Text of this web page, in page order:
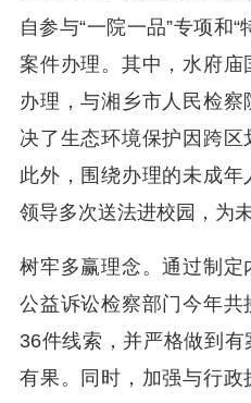
自参与“一院一品”专项和
案件办理。其中，水府
办理，与湘乡市人民检
决了生态环境保护因跨区
此外，围绕办理的未成
领导多次送法进校园，为
树牢多赢理念。通过制定
公益诉讼检察部门今年
36件线索，并严格做到
有果。同时，加强与行